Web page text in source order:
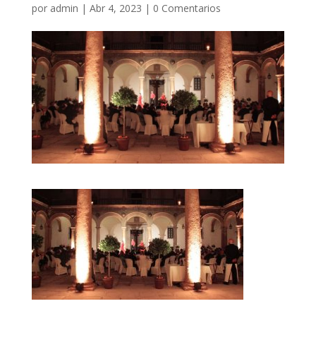
por admin | Abr 4, 2023 | 0 Comentarios